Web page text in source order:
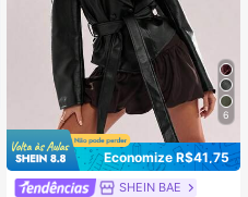
6
Economize R$41,75
SHEIN BAE